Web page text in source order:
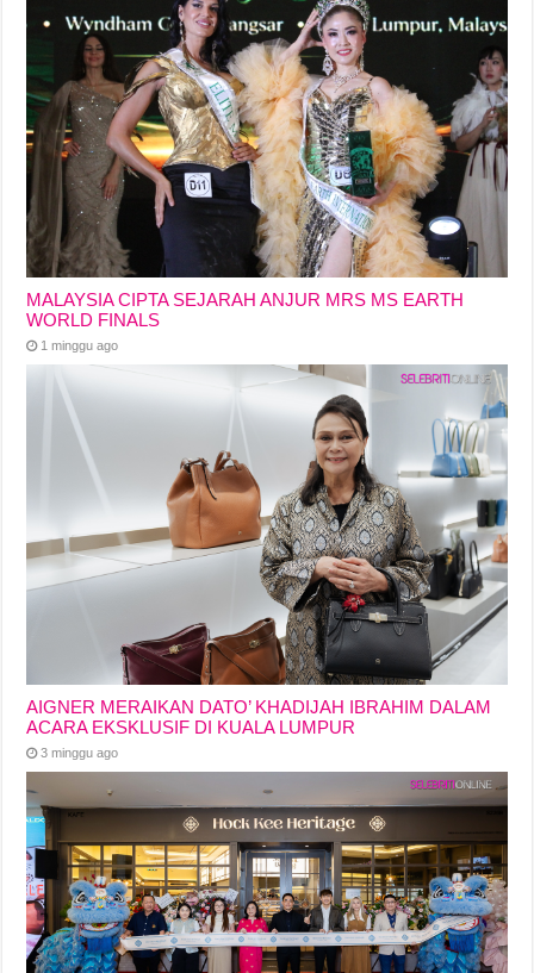
MALAYSIA CIPTA SEJARAH ANJUR MRS MS EARTH
WORLD FINALS
1 minggu ago
AIGNER MERAIKAN DATO’ KHADIJAH IBRAHIM DALAM
ACARA EKSKLUSIF DI KUALA LUMPUR
3 minggu ago